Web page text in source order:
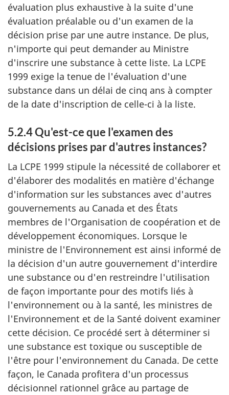
évaluation plus exhaustive à la suite d'une
évaluation préalable ou d'un examen de la
décision prise par une autre instance. De plus,
n'importe qui peut demander au Ministre
d'inscrire une substance à cette liste. La LCPE
1999 exige la tenue de l'évaluation d'une
substance dans un délai de cinq ans à compter
de la date d'inscription de celle-ci à la liste.
5.2.4 Qu'est-ce que l'examen des
décisions prises par d'autres instances?
La LCPE 1999 stipule la nécessité de collaborer et
d'élaborer des modalités en matière d'échange
d'information sur les substances avec d'autres
gouvernements au Canada et des États
membres de l'Organisation de coopération et de
développement économiques. Lorsque le
ministre de l'Environnement est ainsi informé de
la décision d'un autre gouvernement d'interdire
une substance ou d'en restreindre l'utilisation
de façon importante pour des motifs liés à
l'environnement ou à la santé, les ministres de
l'Environnement et de la Santé doivent examiner
cette décision. Ce procédé sert à déterminer si
une substance est toxique ou susceptible de
l'être pour l'environnement du Canada. De cette
façon, le Canada profitera d'un processus
décisionnel rationnel grâce au partage de